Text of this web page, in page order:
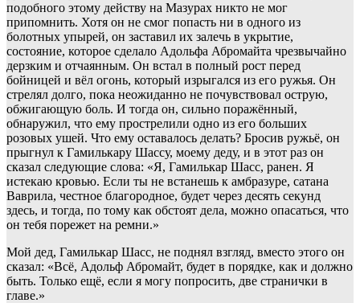
подобного этому действу на Мазурах никто не мог
припомнить. Хотя он не смог попасть ни в одного из
болотных упырей, он заставил их залечь в укрытие,
состояние, которое сделало Адольфа Абромайта чрезвычайно
дерзким и отчаянным. Он встал в полный рост перед
бойницей и вёл огонь, который изрыгался из его ружья. Он
стрелял долго, пока неожиданно не почувствовал острую,
обжигающую боль. И тогда он, сильно поражённый,
обнаружил, что ему прострелили одно из его больших
розовых ушей. Что ему оставалось делать? Бросив ружьё, он
прыгнул к Гамилькару Шассу, моему деду, и в этот раз он
сказал следующие слова: «Я, Гамилькар Шасс, ранен. Я
истекаю кровью. Если ты не встанешь к амбразуре, сатана
Ваврила, честное благородное, будет через десять секунд
здесь, и тогда, по тому как обстоят дела, можно опасаться, что
он тебя порежет на ремни.»
Мой дед, Гамилькар Шасс, не поднял взгляд, вместо этого он
сказал: «Всё, Адольф Абромайт, будет в порядке, как и должно
быть. Только ещё, если я могу попросить, две странички в
главе.»